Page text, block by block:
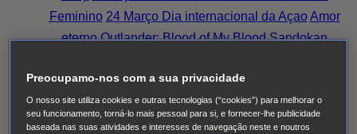
Feminino 24 Março Dia internacional da Açao Amor
eterno Outlander: Blood of My Blood Sandokan
Fruto Proibido This City Is Ours
HUDSON & REX Cobra Kai Family Talks: Silver
Generation O MEU NOME É FARAH THE
Preocupamo-nos com a sua privacidade
O nosso site utiliza cookies e outras tecnologias (“cookies”) para melhorar o
seu funcionamento, torná-lo mais pessoal para si, e fornecer-lhe publicidade
baseada nas suas atividades e interesses de navegação neste e noutros